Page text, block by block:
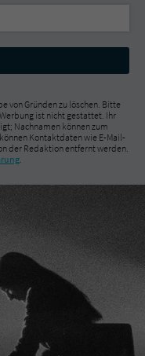
von Gründen zu löschen. Bitte
ist nicht gestattet. Ihr
Nachnamen können zum
Kontaktdaten wie E-Mail-
der Redaktion entfernt werden.
.